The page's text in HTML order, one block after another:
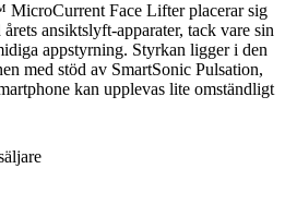
Face Lifter placerar sig
ansiktslyft-apparater, tack vare sin
appstyrning. Styrkan ligger i den
med stöd av SmartSonic Pulsation,
kan upplevas lite omständligt